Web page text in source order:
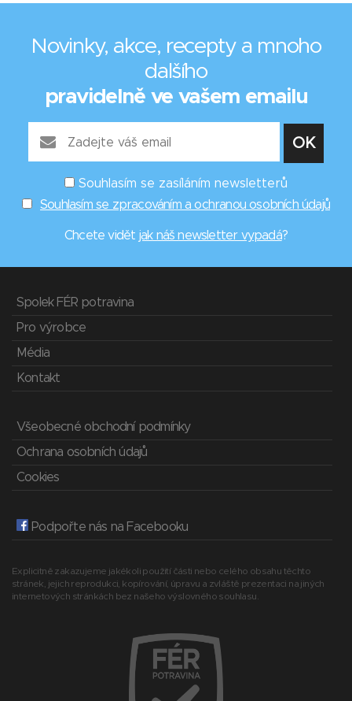
Novinky, akce, recepty a mnoho
dalšího
pravidelně ve vašem emailu
Souhlasím se zasíláním newsletterů
Souhlasím se zpracováním a ochranou osobních údajů
Chcete vidět jak náš newsletter vypadá?
Spolek FÉR potravina
Pro výrobce
Média
Kontakt
Všeobecné obchodní podmínky
Ochrana osobních údajů
Cookies
Podpořte nás na Facebooku
Explicitně zakazujeme jakékoli použití části nebo celého obsahu těchto
stránek, jejich reprodukci, kopírování, úpravu a zvláště prezentaci na jiných
internetových stránkách bez našeho výslovného souhlasu.